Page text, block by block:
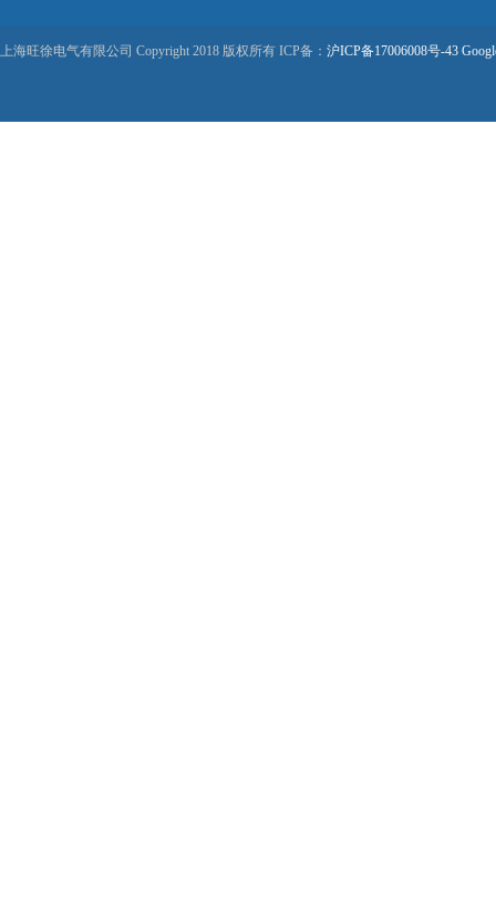
上海旺徐电气有限公司 Copyright 2018 版权所有 ICP备： 沪ICP备17006008号-43